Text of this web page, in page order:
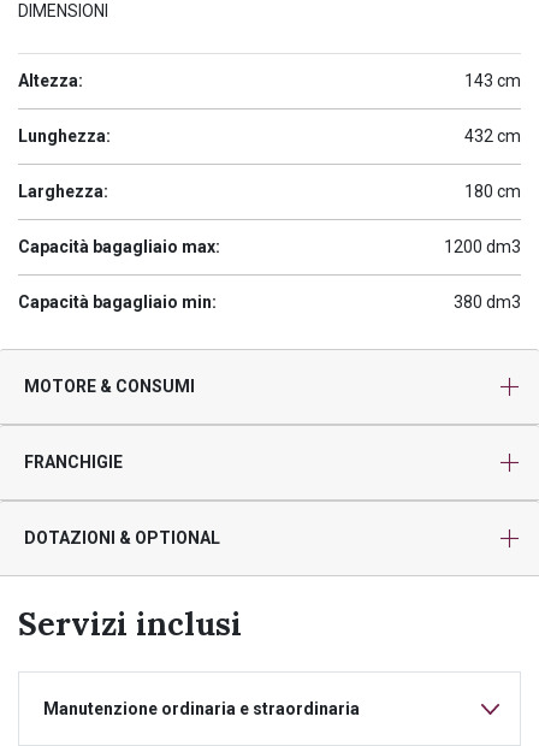
DIMENSIONI
Altezza: 143 cm
Lunghezza: 432 cm
Larghezza: 180 cm
Capacità bagagliaio max: 1200 dm3
Capacità bagagliaio min: 380 dm3
MOTORE & CONSUMI
FRANCHIGIE
DOTAZIONI & OPTIONAL
Servizi inclusi
Manutenzione ordinaria e straordinaria